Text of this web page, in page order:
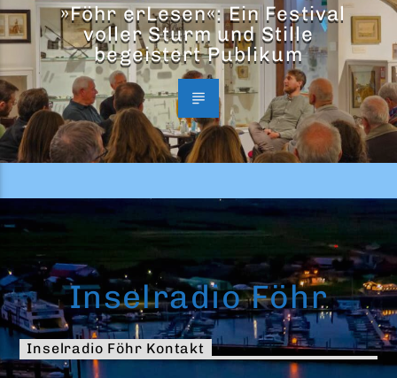
»Föhr erLesen«: Ein Festival
voller Sturm und Stille
begeistert Publikum
Inselradio Föhr
Inselradio Föhr Kontakt